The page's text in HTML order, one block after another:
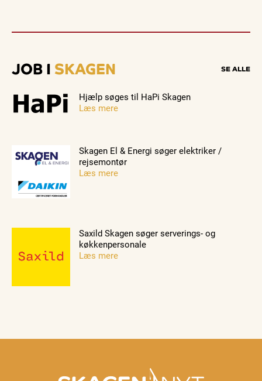
JOB I SKAGEN SE ALLE
Hjælp søges til HaPi Skagen
Læs mere
Skagen El & Energi søger elektriker /
rejsemontør
Læs mere
Saxild Skagen søger serverings- og
køkkenpersonale
Læs mere